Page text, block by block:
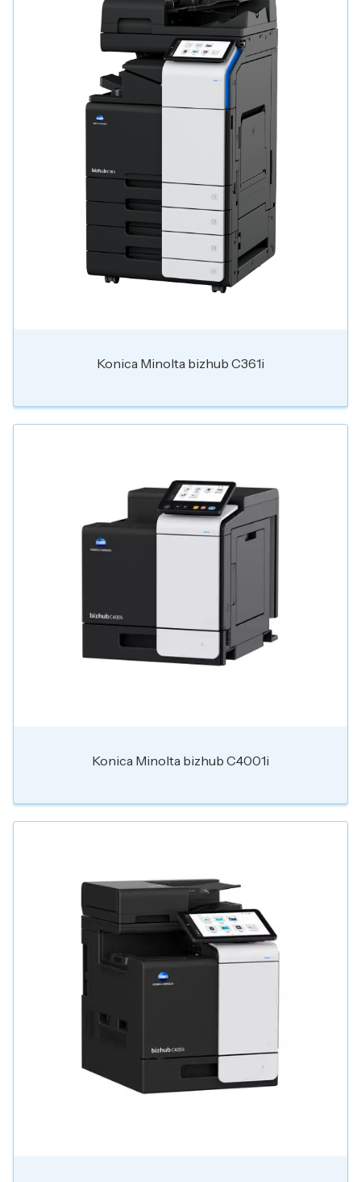
Konica Minolta bizhub C361i
Konica Minolta bizhub C4001i